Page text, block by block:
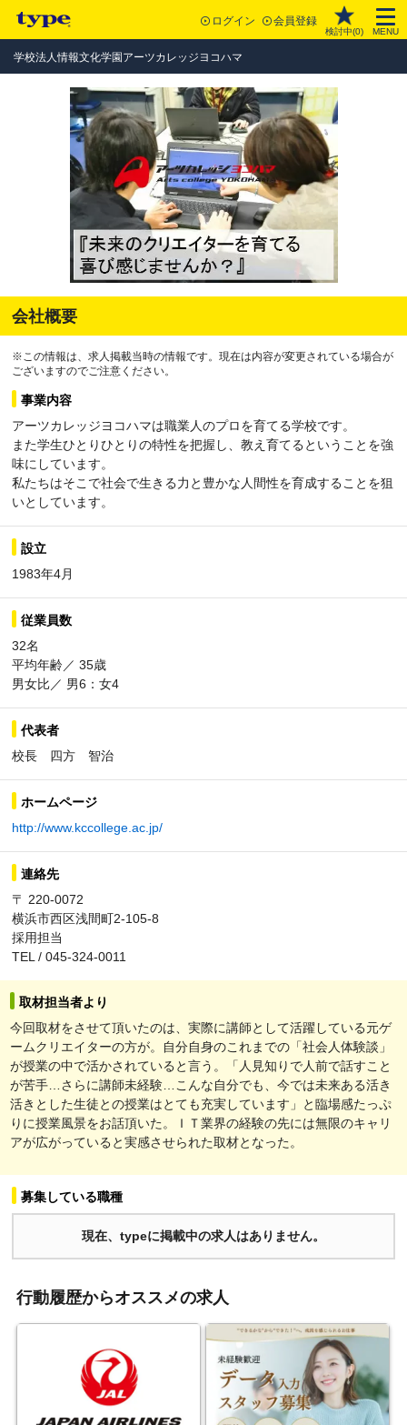
ログイン 会員登録
検討中(0) MENU
学校法人情報文化学園アーツカレッジヨコハマ
会社概要
※この情報は、求人掲載当時の情報です。現在は内容が変更されている場合が
ございますのでご注意ください。
事業内容
アーツカレッジヨコハマは職業人のプロを育てる学校です。
また学生ひとりひとりの特性を把握し、教え育てるということを強
味にしています。
私たちはそこで社会で生きる力と豊かな人間性を育成することを狙
いとしています。
設立
1983年4月
従業員数
32名
平均年齢／ 35歳
男女比／ 男6：女4
代表者
校長 四方 智治
ホームページ
http://www.kccollege.ac.jp/
連絡先
〒 220-0072
横浜市西区浅間町2-105-8
採用担当
TEL / 045-324-0011
取材担当者より
今回取材をさせて頂いたのは、実際に講師として活躍している元ゲ
ームクリエイターの方が。自分自身のこれまでの「社会人体験談」
が授業の中で活かされていると言う。「人見知りで人前で話すこと
が苦手…さらに講師未経験…こんな自分でも、今では未来ある活き
活きとした生徒との授業はとても充実しています」と臨場感たっぷ
りに授業風景をお話頂いた。ＩＴ業界の経験の先には無限のキャリ
アが広がっていると実感させられた取材となった。
募集している職種
現在、typeに掲載中の求人はありません。
行動履歴からオススメの求人